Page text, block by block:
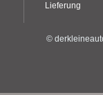
Lieferung
©